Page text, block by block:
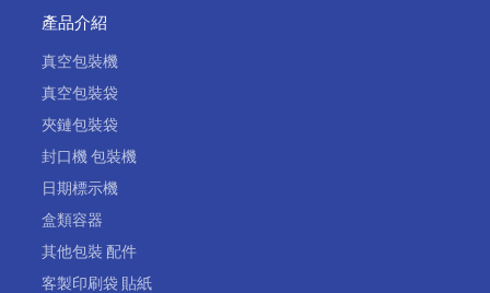
產品介紹
真空包裝機
真空包裝袋
夾鏈包裝袋
封口機 包裝機
日期標示機
盒類容器
其他包裝 配件
客製印刷袋 貼紙